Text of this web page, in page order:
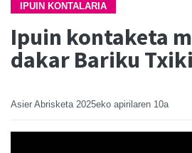
IPUIN KONTALARIA
Ipuin kontaketa
dakar Bariku
Asier Abrisketa 2025eko apirilaren 10a